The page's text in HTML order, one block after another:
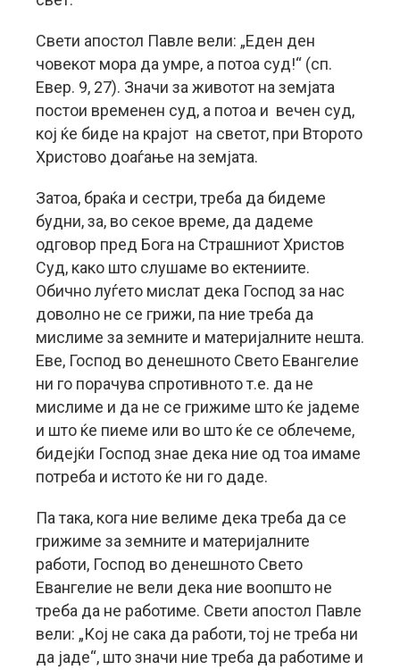
Свети апостол Павле вели: „Еден ден
човекот мора да умре, а потоа суд!“ (сп.
Евер. 9, 27). Значи за животот на земјата
постои временен суд, а потоа и вечен суд,
кој ќе биде на крајот на светот, при Второто
Христово доаѓање на земјата.
Затоа, браќа и сестри, треба да бидеме
будни, за, во секое време, да дадеме
одговор пред Бога на Страшниот Христов
Суд, како што слушаме во ектениите.
Обично луѓето мислат дека Господ за нас
доволно не се грижи, па ние треба да
мислиме за земните и материјалните нешта.
Еве, Господ во денешното Свето Евангелие
ни го порачува спротивното т.е. да не
мислиме и да не се грижиме што ќе јадеме
и што ќе пиеме или во што ќе се облечеме,
бидејќи Господ знае дека ние од тоа имаме
потреба и истото ќе ни го даде.
Па така, кога ние велиме дека треба да се
грижиме за земните и материјалните
работи, Господ во денешното Свето
Евангелие не вели дека ние воопшто не
треба да не работиме. Свети апостол Павле
вели: „Кој не сака да работи, тој не треба ни
да јаде“, што значи ние треба да работиме и